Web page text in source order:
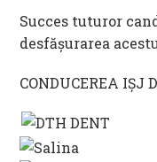
Succes tuturor
desfășurarea
CONDUCEREA IȘJ